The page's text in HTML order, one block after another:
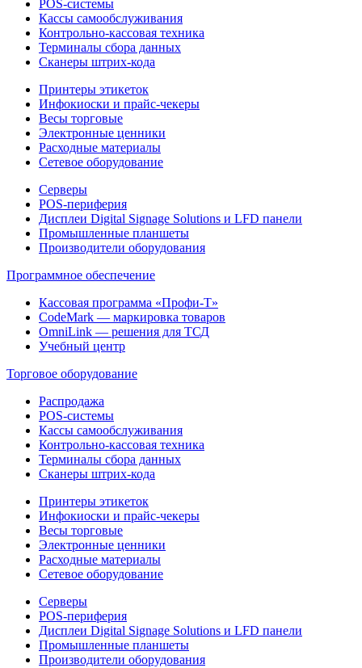
POS-системы
Кассы самообслуживания
Контрольно-кассовая техника
Терминалы сбора данных
Сканеры штрих-кода
Принтеры этикеток
Инфокиоски и прайс-чекеры
Весы торговые
Электронные ценники
Расходные материалы
Сетевое оборудование
Серверы
POS-периферия
Дисплеи Digital Signage Solutions и LFD панели
Промышленные планшеты
Производители оборудования
Программное обеспечение
Кассовая программа «Профи-Т»
CodeMark — маркировка товаров
OmniLink — решения для ТСД
Учебный центр
Торговое оборудование
Распродажа
POS-системы
Кассы самообслуживания
Контрольно-кассовая техника
Терминалы сбора данных
Сканеры штрих-кода
Принтеры этикеток
Инфокиоски и прайс-чекеры
Весы торговые
Электронные ценники
Расходные материалы
Сетевое оборудование
Серверы
POS-периферия
Дисплеи Digital Signage Solutions и LFD панели
Промышленные планшеты
Производители оборудования